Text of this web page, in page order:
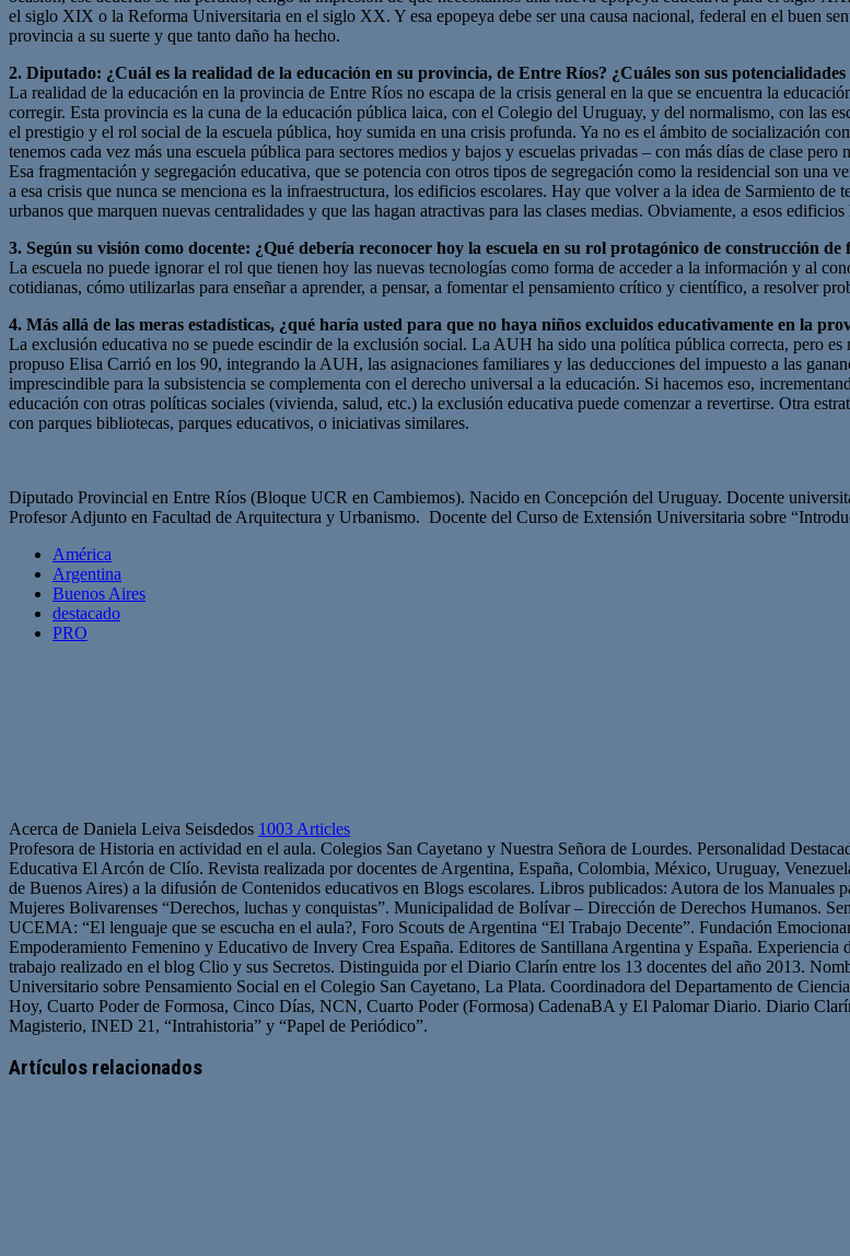
el siglo XIX o la Reforma Universitaria en el siglo XX. Y esa epopeya debe ser una causa nacional, federal en el buen
provincia a su suerte y que tanto daño ha hecho.
2. Diputado: ¿Cuál es la realidad de la educación en su provincia, de Entre Ríos? ¿Cuáles son sus potencialidades
La realidad de la educación en la provincia de Entre Ríos no escapa de la crisis general en la que se encuentra la
corregir. Esta provincia es la cuna de la educación pública laica, con el Colegio del Uruguay, y del normalismo, con las
el prestigio y el rol social de la escuela pública, hoy sumida en una crisis profunda. Ya no es el ámbito de socialización
tenemos cada vez más una escuela pública para sectores medios y bajos y escuelas privadas – con más días de clase
Esa fragmentación y segregación educativa, que se potencia con otros tipos de segregación como la residencial son una
a esa crisis que nunca se menciona es la infraestructura, los edificios escolares. Hay que volver a la idea de Sarmiento de
urbanos que marquen nuevas centralidades y que las hagan atractivas para las clases medias. Obviamente, a esos
3. Según su visión como docente: ¿Qué debería reconocer hoy la escuela en su rol protagónico de construcción
La escuela no puede ignorar el rol que tienen hoy las nuevas tecnologías como forma de acceder a la información y al
cotidianas, cómo utilizarlas para enseñar a aprender, a pensar, a fomentar el pensamiento crítico y científico, a resolver
4. Más allá de las meras estadísticas, ¿qué haría usted para que no haya niños excluidos educativamente en la
La exclusión educativa no se puede escindir de la exclusión social. La AUH ha sido una política pública correcta, pero
propuso Elisa Carrió en los 90, integrando la AUH, las asignaciones familiares y las deducciones del impuesto a las
imprescindible para la subsistencia se complementa con el derecho universal a la educación. Si hacemos eso,
educación con otras políticas sociales (vivienda, salud, etc.) la exclusión educativa puede comenzar a revertirse. Otra
con parques bibliotecas, parques educativos, o iniciativas similares.
Diputado Provincial en Entre Ríos (Bloque UCR en Cambiemos). Nacido en Concepción del Uruguay. Docente
Profesor Adjunto en Facultad de Arquitectura y Urbanismo. Docente del Curso de Extensión Universitaria sobre
América
Argentina
Buenos Aires
destacado
PRO
Acerca de Daniela Leiva Seisdedos 1003 Articles
Profesora de Historia en actividad en el aula. Colegios San Cayetano y Nuestra Señora de Lourdes. Personalidad
Educativa El Arcón de Clío. Revista realizada por docentes de Argentina, España, Colombia, México, Uruguay,
de Buenos Aires) a la difusión de Contenidos educativos en Blogs escolares. Libros publicados: Autora de los
Mujeres Bolivarenses “Derechos, luchas y conquistas”. Municipalidad de Bolívar – Dirección de Derechos Humanos.
UCEMA: “El lenguaje que se escucha en el aula?, Foro Scouts de Argentina “El Trabajo Decente”. Fundación
Empoderamiento Femenino y Educativo de Invery Crea España. Editores de Santillana Argentina y España.
trabajo realizado en el blog Clio y sus Secretos. Distinguida por el Diario Clarín entre los 13 docentes del año 2013.
Universitario sobre Pensamiento Social en el Colegio San Cayetano, La Plata. Coordinadora del Departamento de
Hoy, Cuarto Poder de Formosa, Cinco Días, NCN, Cuarto Poder (Formosa) CadenaBA y El Palomar Diario. Diario
Magisterio, INED 21, “Intrahistoria” y “Papel de Periódico”.
web
Artículos relacionados